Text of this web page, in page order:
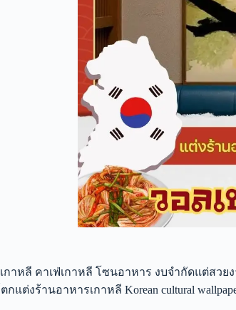
าหลี คาเฟ่เกาหลี โซนอาหาร งบจำกัดแต่สวย
แต่งร้านอาหารเกาหลี Korean cultural